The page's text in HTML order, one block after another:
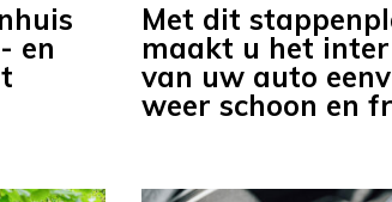
en
Met dit
maakt u het
van uw auto
weer schoon en